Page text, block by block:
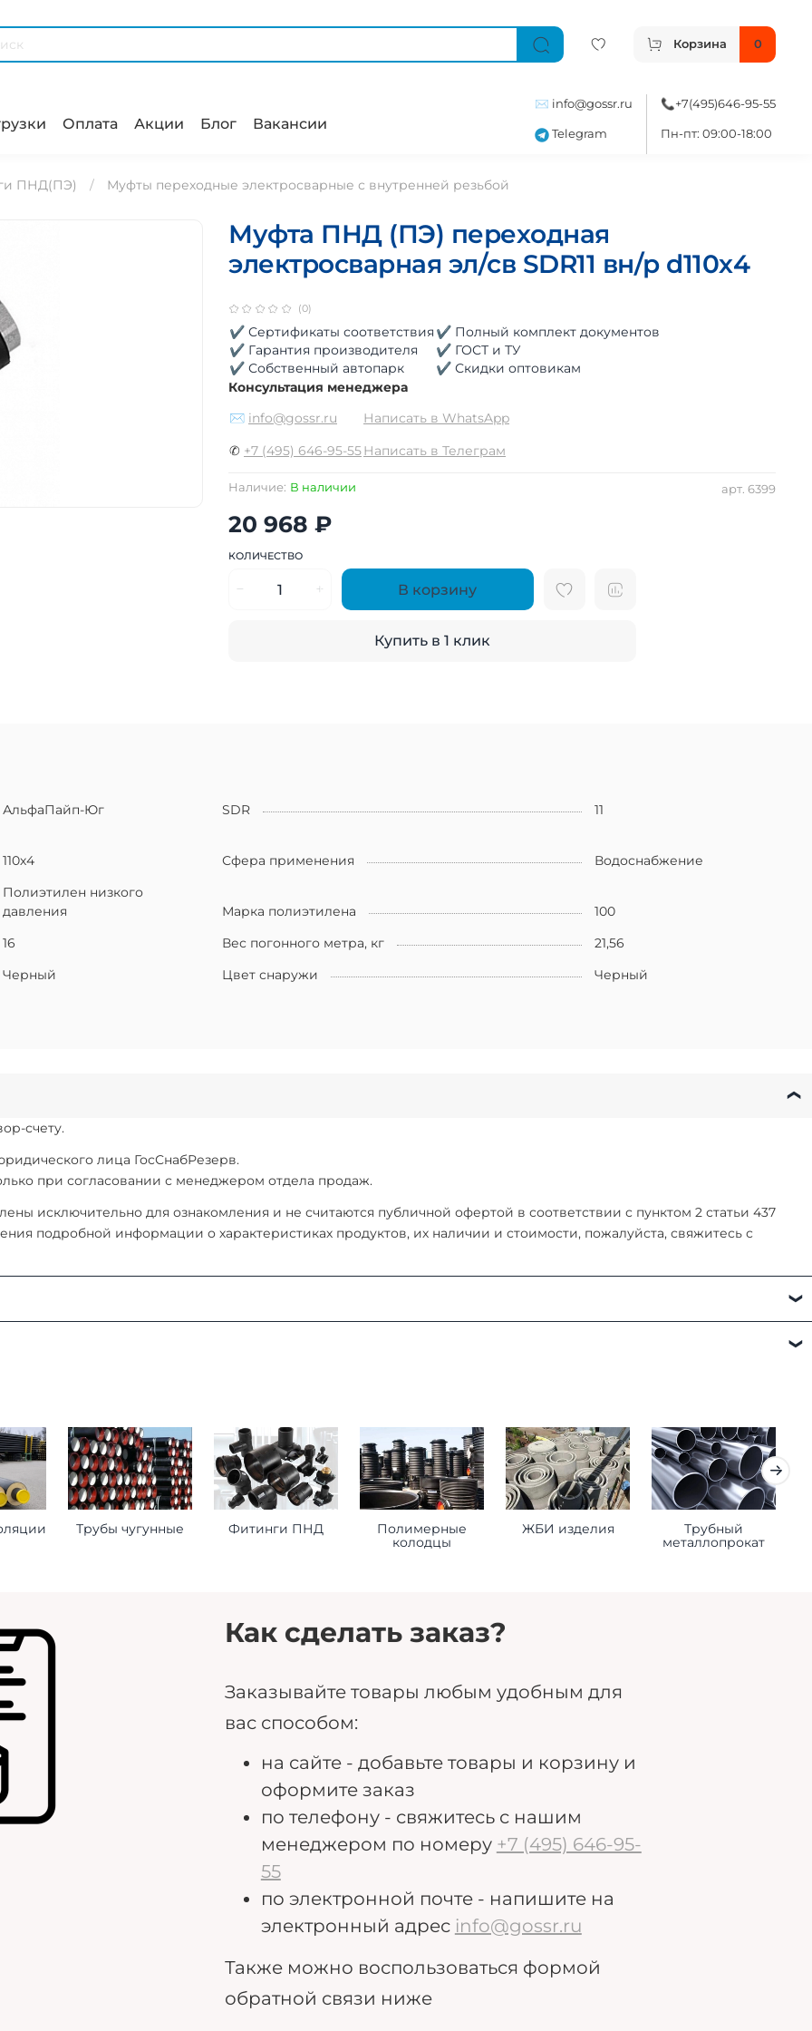
Корзина 0
Оплата Акции Блог Вакансии
✉️ info@gossr.ru
Telegram
📞+7(495)646-95-55
Пн-пт: 09:00-18:00
ПНД(ПЭ) Муфты переходные электросварные с внутренней резьбой
(0)
арт. 6399
Наличие: В наличии
Муфта ПНД (ПЭ) переходная
электросварная эл/св SDR11 вн/р d110х4
20 968 ₽
КОЛИЧЕСТВО
В корзину
Купить в 1 клик
✔ Сертификаты соответствия ✔ Полный комплект документов
✔ Гарантия производителя
✔ ГОСТ и ТУ
✔ Собственный автопарк
✔ Скидки оптовикам
Консультация менеджера
✉ info@gossr.ru
Написать в WhatsApp
✆ +7 (495) 646-95-55Написать в Телеграм
АльфаПайп-Юг SDR
11
110х4 Сфера применения Водоснабжение
Полиэтилен низкого
давления
Марка полиэтилена
100
16 Вес погонного метра, кг
21,56
Черный Цвет снаружи Черный
счету.
лица ГосСнабРезерв.
при согласовании с менеджером отдела продаж.
исключительно для ознакомления и не считаются публичной офертой в соответствии с пунктом 2 статьи 437
подробной информации о характеристиках продуктов, их наличии и стоимости, пожалуйста, свяжитесь с
заказа
нам следующую информацию при оформлении заказа:
будет принимать груз на месте доставки.
Трубы чугунные Фитинги ПНД
Полимерные
колодцы
ЖБИ изделия
Трубный
металлопрокат
Как сделать заказ?
Заказывайте товары любым удобным для
вас способом:
на сайте - добавьте товары и корзину и
оформите заказ
по телефону - свяжитесь с нашим
менеджером по номеру +7 (495) 646-95-
55
по электронной почте - напишите на
электронный адрес info@gossr.ru
Также можно воспользоваться формой
обратной связи ниже